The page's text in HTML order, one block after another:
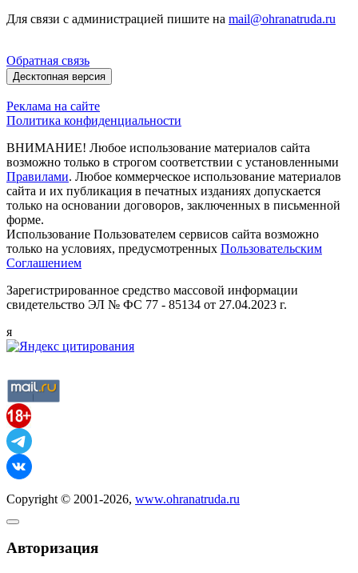
Для связи с администрацией пишите на mail@ohranatruda.ru
Обратная связь
Десктопная версия
Реклама на сайте
Политика конфиденциальности
ВНИМАНИЕ! Любое использование материалов сайта
возможно только в строгом соответствии с установленными
Правилами. Любое коммерческое использование материалов
сайта и их публикация в печатных изданиях допускается
только на основании договоров, заключенных в письменной
форме.
Использование Пользователем сервисов сайта возможно
только на условиях, предусмотренных Пользовательским
Соглашением
Зарегистрированное средство массовой информации
свидетельство ЭЛ № ФС 77 - 85134 от 27.04.2023 г.
я
Copyright © 2001-2026, www.ohranatruda.ru
Авторизация